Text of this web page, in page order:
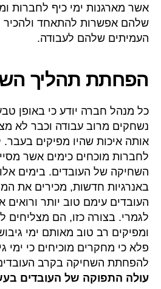
אשר מארגנות ימי כיף לחברות
שלהם אפשרות להתאחד ולהכיר
העמיתים שלהם לעבודה.
הפחתת תהליך
כל מנהל חברה יודע כי באופן
נשחקים מרוב עבודה וכבר לא
אותה איכות שהיו מפיקים בעבר.
לחברות מוכחים כימים אשר
השחיקה של העובדים. בימים
באנרגיות חדשות, מכירים את
העובדים עימם טוב יותר ורואים
לגמרי. בצורה כזו, הם
ומפיקים רב טוב מאותם ימי
פלא כי מחקרים מוכיחים כי ימי
להפחתת השחיקה בקרב
עולה התפוקה של העובדים